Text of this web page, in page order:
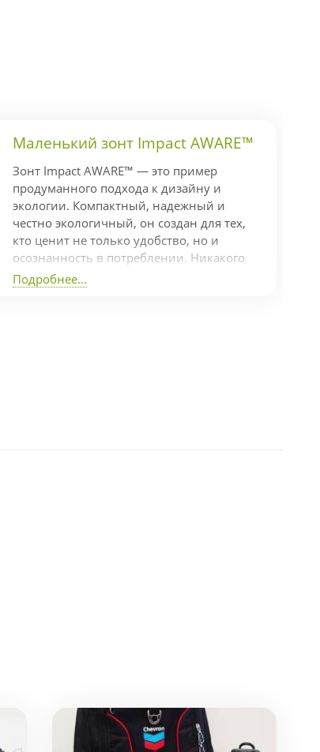
Маленький зонт Impact AWARE™
Зонт Impact AWARE™ — это пример
продуманного подхода к дизайну и
экологии. Компактный, надежный и
честно экологичный, он создан для тех,
кто ценит не только удобство, но и
осознанность в потреблении. Никакого
гринвошинга — только реальные
действия Коллекция Impact включает
Подробнее...